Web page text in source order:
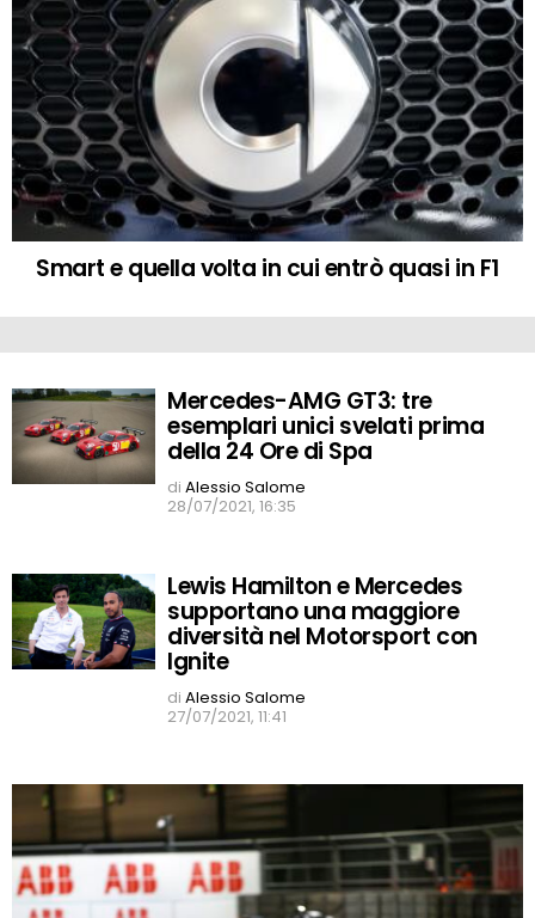
Smart e quella volta in cui entrò quasi in F1
MORE
STORIES
Mercedes-AMG GT3: tre
esemplari unici svelati prima
della 24 Ore di Spa
di Alessio Salome
28/07/2021, 16:35
Lewis Hamilton e Mercedes
supportano una maggiore
diversità nel Motorsport con
Ignite
di Alessio Salome
27/07/2021, 11:41